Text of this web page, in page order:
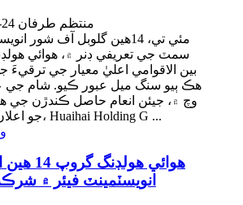
منتظم طرفان 24-05-29 تي
سمٽ جي تعريفي ڊنر ۾، هوائي
بين الاقوامي اعليٰ معيار جي
هڪ ٻيو سنگ ميل عبور ڪيو. شام
وچ ۾، جيئن انعام حاصل ڪندڙن جي
جو اعلان ڪيو ويو، Huaihai Holding G ...
هوائي
انويسٽمينٽ فيئر ۾